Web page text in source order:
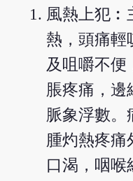
風熱上犯︰
熱，頭痛輕
及咀嚼不便
脹疼痛，邊
脈象浮數。
腫灼熱疼痛
口渴，咽